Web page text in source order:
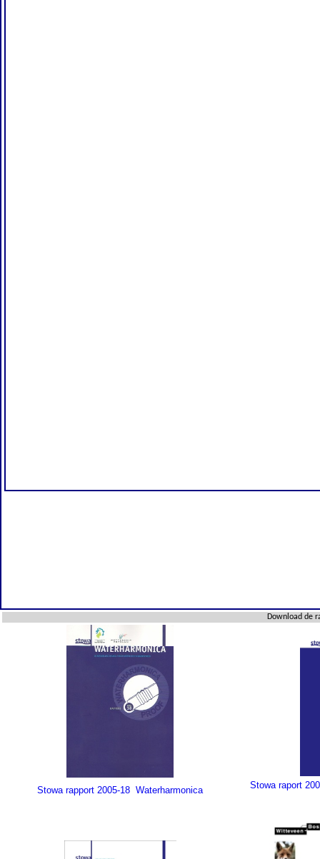
Download de
Stowa rapport 2005-18 Waterharmonica Stowa raport